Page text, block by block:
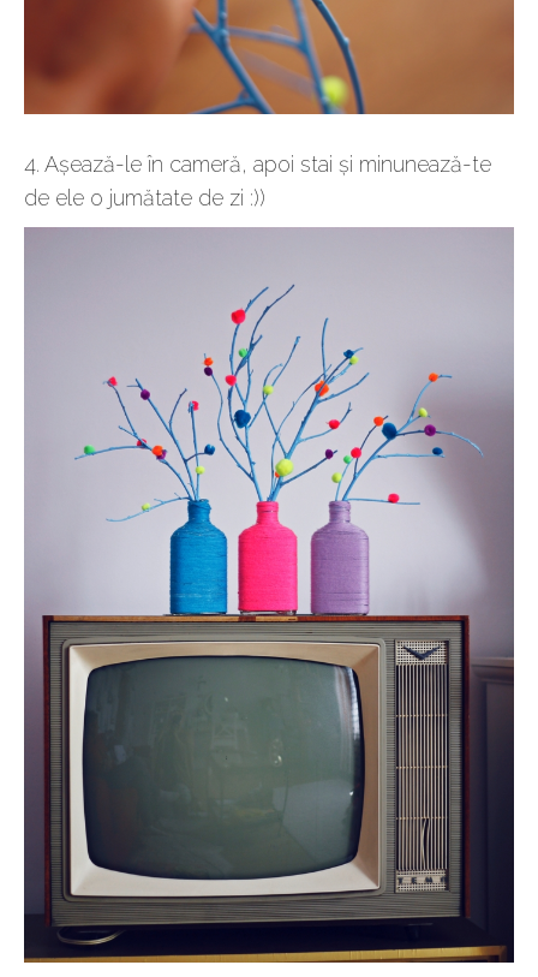
4. Așează-le în cameră, apoi stai și minunează-te
de ele o jumătate de zi :))